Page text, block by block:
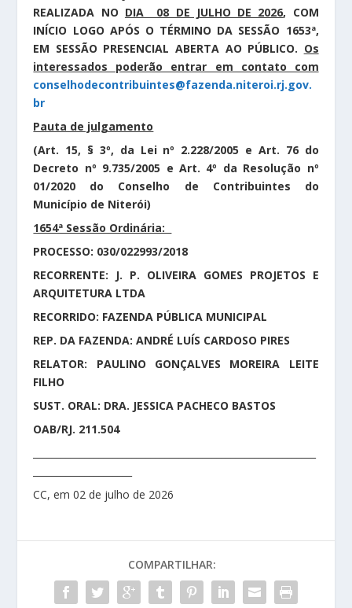
REALIZADA NO DIA 08 DE JULHO DE 2026, COM
INÍCIO LOGO APÓS O TÉRMINO DA SESSÃO 1653ª,
EM SESSÃO PRESENCIAL ABERTA AO PÚBLICO. Os
interessados poderão entrar em contato com
conselhodecontribuintes@fazenda.niteroi.rj.gov.
br
Pauta de julgamento
(Art. 15, § 3º, da Lei nº 2.228/2005 e Art. 76 do
Decreto nº 9.735/2005 e Art. 4º da Resolução nº
01/2020 do Conselho de Contribuintes do
Município de Niterói)
1654ª Sessão Ordinária:
PROCESSO: 030/022993/2018
RECORRENTE: J. P. OLIVEIRA GOMES PROJETOS E
ARQUITETURA LTDA
RECORRIDO: FAZENDA PÚBLICA MUNICIPAL
REP. DA FAZENDA: ANDRÉ LUÍS CARDOSO PIRES
RELATOR: PAULINO GONÇALVES MOREIRA LEITE
FILHO
SUST. ORAL: DRA. JESSICA PACHECO BASTOS
OAB/RJ. 211.504
CC, em 02 de julho de 2026
COMPARTILHAR: